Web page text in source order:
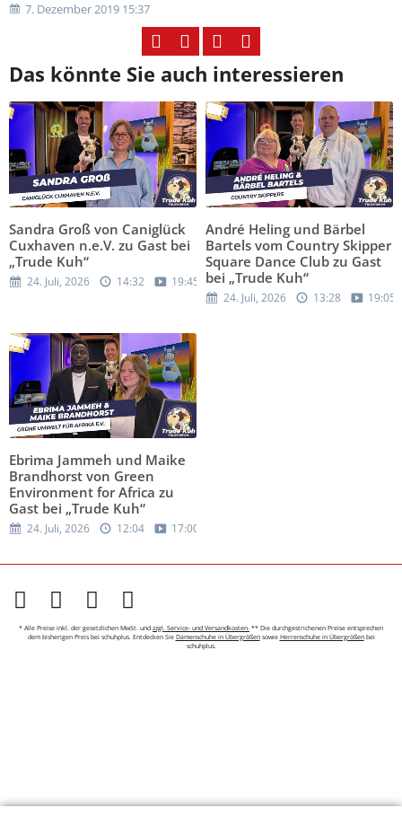
7. Dezember 2019 15:37
Das könnte Sie auch interessieren
Sandra Groß von Caniglück
Cuxhaven n.e.V. zu Gast bei
„Trude Kuh“
24. Juli, 2026 14:32 19:45
André Heling und Bärbel
Bartels vom Country Skipper
Square Dance Club zu Gast
bei „Trude Kuh“
24. Juli, 2026 13:28 19:05
Ebrima Jammeh und Maike
Brandhorst von Green
Environment for Africa zu
Gast bei „Trude Kuh“
24. Juli, 2026 12:04 17:00
* Alle Preise inkl. der gesetzlichen MwSt. und zzgl. Service- und Versandkosten. ** Die durchgestrichenen Preise entsprechen
dem bisherigen Preis bei schuhplus. Entdecken Sie Damenschuhe in Übergrößensowie Herrenschuhe in Übergrößenbei
schuhplus.